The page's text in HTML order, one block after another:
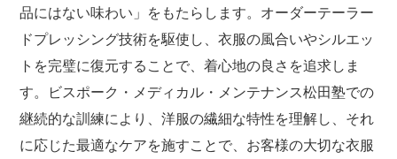
品にはない味わい」をもたらします。オーダーテーラー
ドプレッシング技術を駆使し、衣服の風合いやシルエッ
トを完璧に復元することで、着心地の良さを追求しま
す。ビスポーク・メディカル・メンテナンス松田塾での
継続的な訓練により、洋服の繊細な特性を理解し、それ
に応じた最適なケアを施すことで、お客様の大切な衣服